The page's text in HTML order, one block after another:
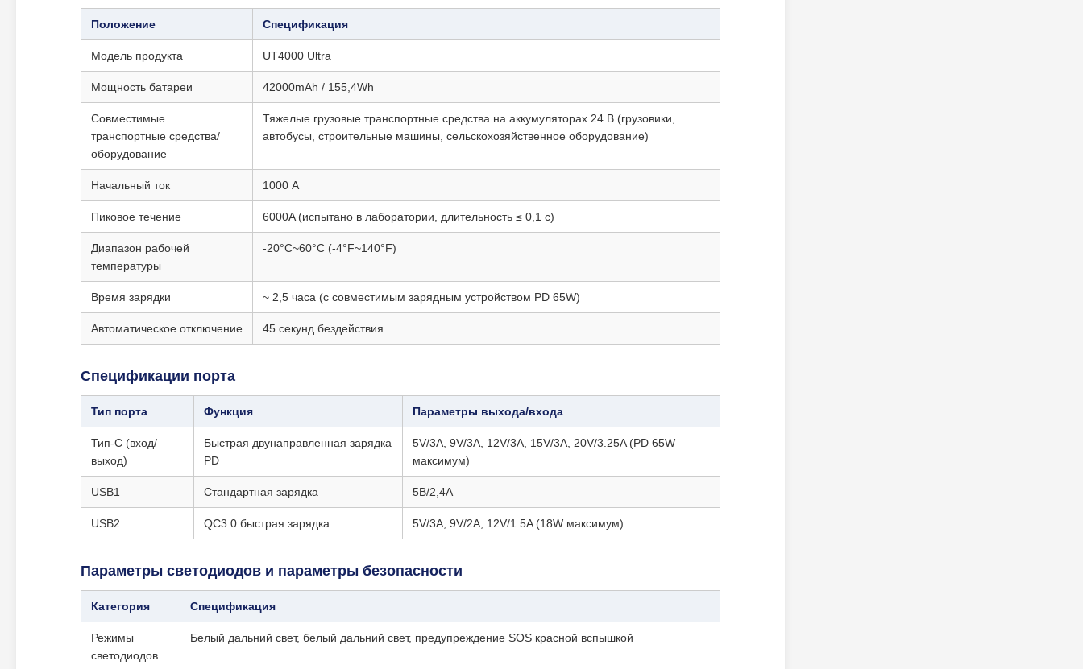
Положение Спецификация
Модель продукта UT4000 Ultra
Мощность батареи 42000mAh / 155,4Wh
Совместимые
транспортные средства/
оборудование
Тяжелые грузовые транспортные средства на аккумуляторах 24 В (грузовики,
автобусы, строительные машины, сельскохозяйственное оборудование)
Начальный ток 1000 А
Пиковое течение 6000A (испытано в лаборатории, длительность ≤ 0,1 с)
Диапазон рабочей
температуры
-20°C~60°C (-4°F~140°F)
Время зарядки ~ 2,5 часа (с совместимым зарядным устройством PD 65W)
Автоматическое отключение 45 секунд бездействия
Спецификации порта
Тип порта Функция Параметры выхода/входа
Тип-С (вход/
выход)
Быстрая двунаправленная зарядка
PD
5V/3A, 9V/3A, 12V/3A, 15V/3A, 20V/3.25A (PD 65W
максимум)
USB1 Стандартная зарядка 5В/2,4А
USB2 QC3.0 быстрая зарядка 5V/3A, 9V/2A, 12V/1.5A (18W максимум)
Параметры светодиодов и параметры безопасности
Категория Спецификация
Режимы
светодиодов
Белый дальний свет, белый дальний свет, предупреждение SOS красной вспышкой